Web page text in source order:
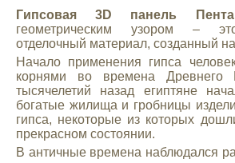
Гипсовая 3D панель Пента
геометрическим узором –
отделочный материал, созданный
Начало применения гипса
корнями во времена Древнего
тысячелетий назад египтяне
богатые жилища и гробницы
гипса, некоторые из которых
прекрасном состоянии.
В античные времена наблюдался
Дополнительные товары